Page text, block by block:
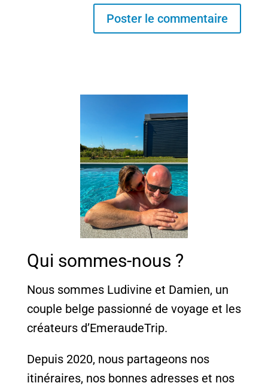
Qui sommes-nous ?
Nous sommes Ludivine et Damien, un
couple belge passionné de voyage et les
créateurs d’EmeraudeTrip.
Depuis 2020, nous partageons nos
itinéraires, nos bonnes adresses et nos